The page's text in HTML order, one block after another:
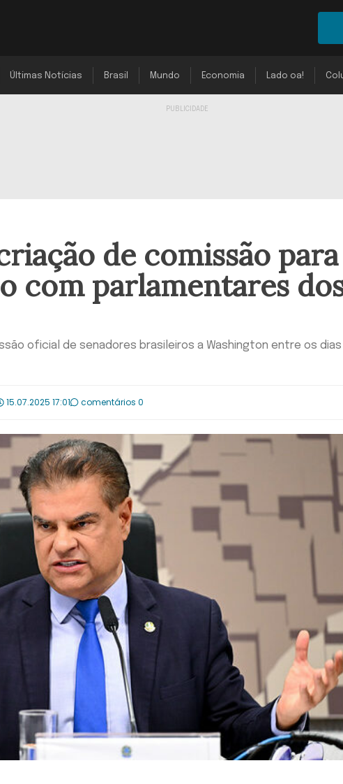
Últimas Notícias Brasil Mundo Economia Lado oa!
de comissão para
com parlamentares
oficial de senadores brasileiros a Washington entre os dias
15.07.2025 17:01 comentários 0